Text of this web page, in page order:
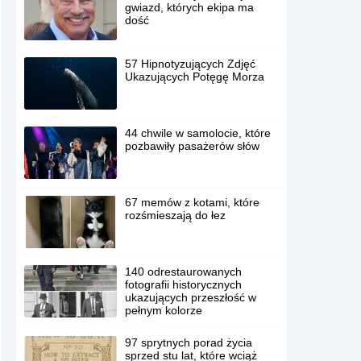
gwiazd, których ekipa ma
dość
57 Hipnotyzujących Zdjęć
Ukazujących Potęgę Morza
44 chwile w samolocie, które
pozbawiły pasażerów słów
67 memów z kotami, które
rozśmieszają do łez
140 odrestaurowanych
fotografii historycznych
ukazujących przeszłość w
pełnym kolorze
97 sprytnych porad życia
sprzed stu lat, które wciąż